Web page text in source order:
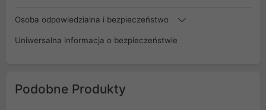
Osoba odpowiedzialna i bezpieczeństwo
Uniwersalna informacja o bezpieczeństwie
Podobne Produkty